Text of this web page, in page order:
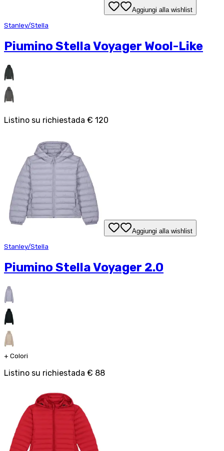
Aggiungi alla wishlist
Stanley/Stella
Piumino Stella Voyager Wool-Like
Listino su richiestada € 120
Aggiungi alla wishlist
Stanley/Stella
Piumino Stella Voyager 2.0
+ Colori
Listino su richiestada € 88